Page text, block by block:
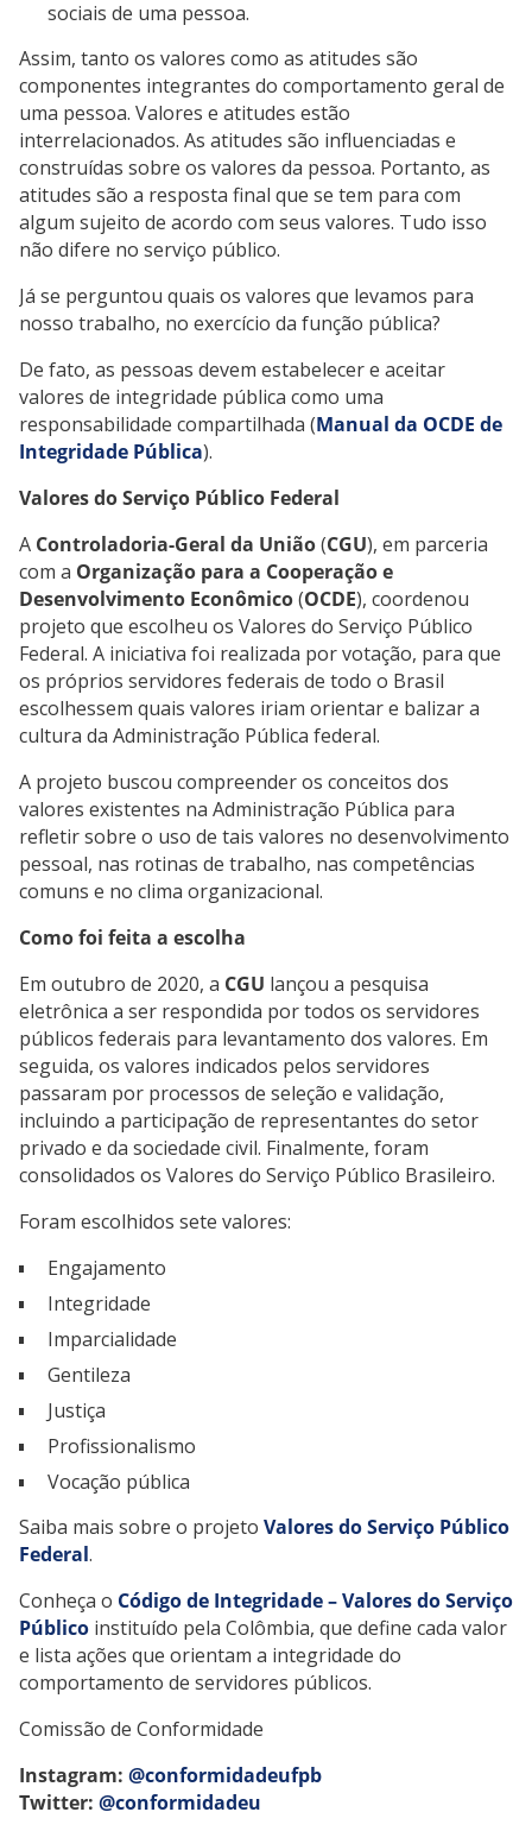
sociais de uma pessoa.
Assim, tanto os valores como as atitudes são
componentes integrantes do comportamento geral de
uma pessoa. Valores e atitudes estão
interrelacionados. As atitudes são influenciadas e
construídas sobre os valores da pessoa. Portanto, as
atitudes são a resposta final que se tem para com
algum sujeito de acordo com seus valores. Tudo isso
não difere no serviço público.
Já se perguntou quais os valores que levamos para
nosso trabalho, no exercício da função pública?
De fato, as pessoas devem estabelecer e aceitar
valores de integridade pública como uma
responsabilidade compartilhada (Manual da OCDE de
Integridade Pública).
Valores do Serviço Público Federal
A Controladoria-Geral da União(CGU), em parceria
com a Organização para a Cooperação e
Desenvolvimento Econômico(OCDE), coordenou
projeto que escolheu os Valores do Serviço Público
Federal. A iniciativa foi realizada por votação, para que
os próprios servidores federais de todo o Brasil
escolhessem quais valores iriam orientar e balizar a
cultura da Administração Pública federal.
A projeto buscou compreender os conceitos dos
valores existentes na Administração Pública para
refletir sobre o uso de tais valores no desenvolvimento
pessoal, nas rotinas de trabalho, nas competências
comuns e no clima organizacional.
Como foi feita a escolha
Em outubro de 2020, a CGU lançou a pesquisa
eletrônica a ser respondida por todos os servidores
públicos federais para levantamento dos valores. Em
seguida, os valores indicados pelos servidores
passaram por processos de seleção e validação,
incluindo a participação de representantes do setor
privado e da sociedade civil. Finalmente, foram
consolidados os Valores do Serviço Público Brasileiro.
Foram escolhidos sete valores:
Engajamento
Integridade
Imparcialidade
Gentileza
Justiça
Profissionalismo
Vocação pública
Saiba mais sobre o projeto Valores do Serviço Público
Federal.
Conheça o Código de Integridade – Valores do Serviço
Público instituído pela Colômbia, que define cada valor
e lista ações que orientam a integridade do
comportamento de servidores públicos.
Comissão de Conformidade
Instagram: @conformidadeufpb
Twitter: @conformidadeu